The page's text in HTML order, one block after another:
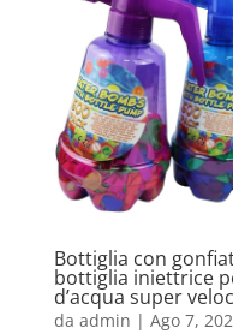
Bottiglia con
bottiglia iniettrice
d’acqua super
da admin | Ago 7,